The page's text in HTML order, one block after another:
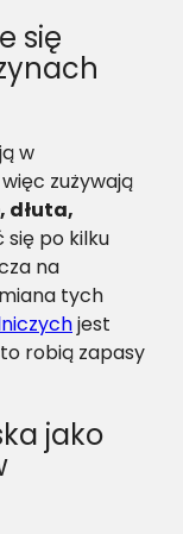
się
w
zużywają
dłuta,
po kilku
na
tych
jest
robią zapasy
jako